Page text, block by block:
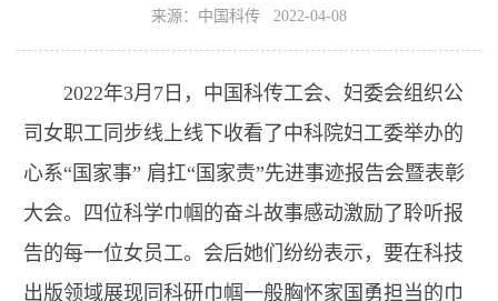
来源：中国科传 2022-04-08
2022年3月7日，中国科传工会、妇委会组织公
司女职工同步线上线下收看了中科院妇工委举办的
心系“国家事” 肩扛“国家责”先进事迹报告会暨表彰
大会。四位科学巾帼的奋斗故事感动激励了聆听报
告的每一位女员工。会后她们纷纷表示，要在科技
出版领域展现同科研巾帼一般胸怀家国勇担当的巾